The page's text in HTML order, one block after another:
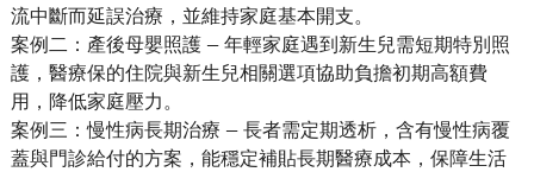
流中斷而延誤治療，並維持家庭基本開支。
案例二：產後母嬰照護 — 年輕家庭遇到新生兒需短期特別照
護，醫療保的住院與新生兒相關選項協助負擔初期高額費
用，降低家庭壓力。
案例三：慢性病長期治療 — 長者需定期透析，含有慢性病覆
蓋與門診給付的方案，能穩定補貼長期醫療成本，保障生活